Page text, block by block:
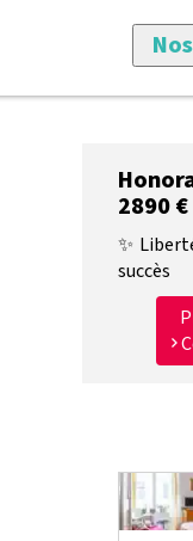
Vendre
Nos
Conseils
2890 €
✨
succès